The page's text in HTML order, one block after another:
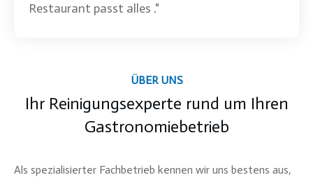
Restaurant passt alles ."
ÜBER UNS
Ihr Reinigungsexperte rund um Ihren
Gastronomiebetrieb
Als spezialisierter Fachbetrieb kennen wir uns bestens aus,